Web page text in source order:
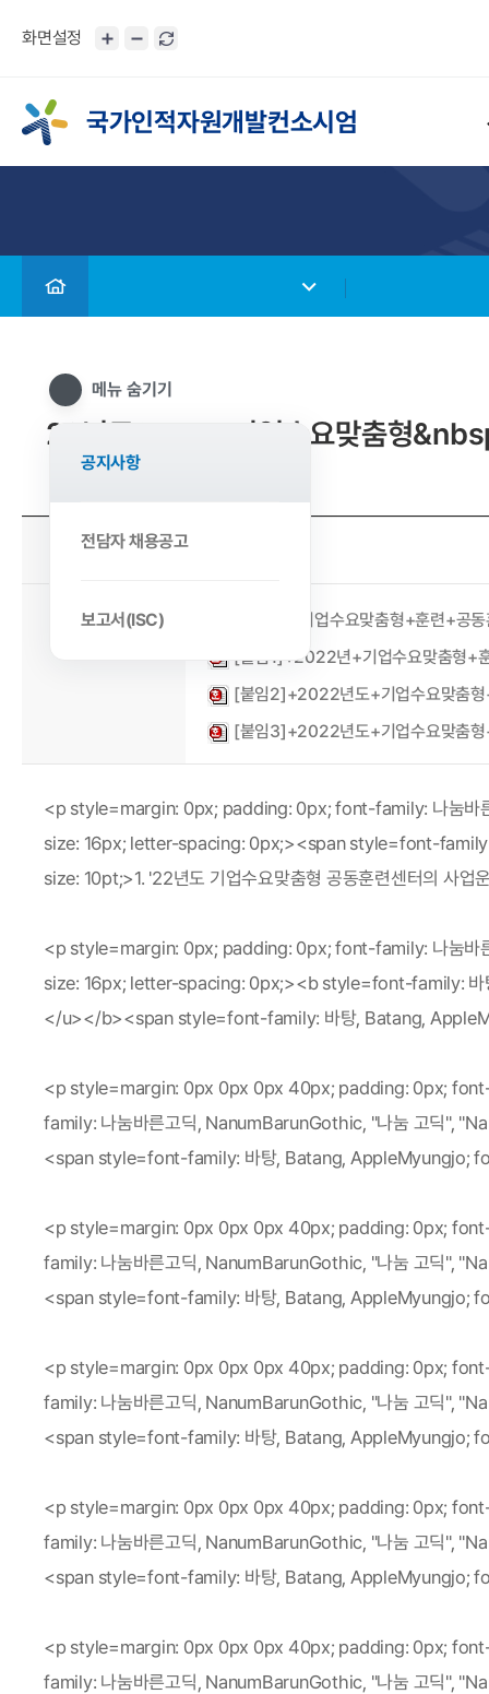
화면설정
국가인적자원개발컨소시엄
메뉴 숨기기
공지사항
전담자 채용공고
보고서(ISC)
22년도&nbsp;기업수요맞춤형
작성일
첨부파일
‘22년도+기업수요맞춤형+훈련+
[붙임1]+2022년+기업수요맞춤형
[붙임2]+2022년도+기업수요맞춤
[붙임3]+2022년도+기업수요맞춤
<p style=margin: 0px; padding: 0px; font-family: 나눔바
size: 16px; letter-spacing: 0px;><span style=font-
size: 10pt;>1. '22년도 기업수요맞춤형 공동훈련센터의 사업
<p style=margin: 0px; padding: 0px; font-family: 나눔바
size: 16px; letter-spacing: 0px;><b style=font-family: 바
</u></b><span style=font-family: 바탕, Batang,
<p style=margin: 0px 0px 0px 40px; padding: 0px;
family: 나눔바른고딕, NanumBarunGothic, "나눔 고딕",
<span style=font-family: 바탕, Batang, AppleMyungjo;
<p style=margin: 0px 0px 0px 40px; padding: 0px;
family: 나눔바른고딕, NanumBarunGothic, "나눔 고딕",
<span style=font-family: 바탕, Batang, AppleMyungjo;
<p style=margin: 0px 0px 0px 40px; padding: 0px;
family: 나눔바른고딕, NanumBarunGothic, "나눔 고딕",
<span style=font-family: 바탕, Batang, AppleMyungjo;
<p style=margin: 0px 0px 0px 40px; padding: 0px;
family: 나눔바른고딕, NanumBarunGothic, "나눔 고딕",
<span style=font-family: 바탕, Batang, AppleMyungjo;
<p style=margin: 0px 0px 0px 40px; padding: 0px;
family: 나눔바른고딕, NanumBarunGothic, "나눔 고딕",